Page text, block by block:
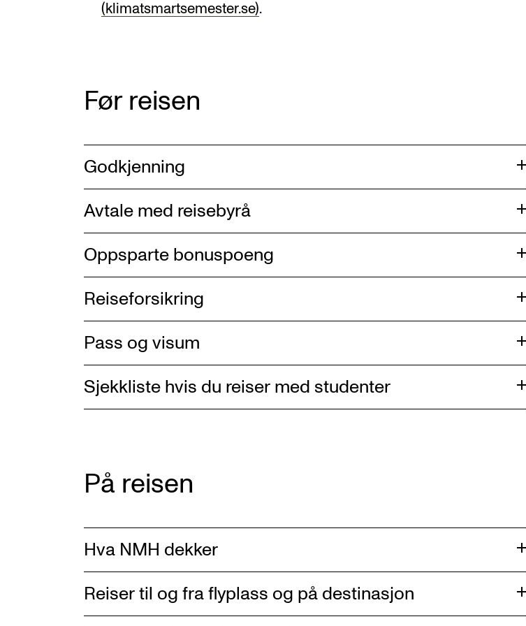
(klimatsmartsemester.se).
Før reisen
Godkjenning
Avtale med reisebyrå
Oppsparte bonuspoeng
Reiseforsikring
Pass og visum
Sjekkliste hvis du reiser med studenter
På reisen
Hva NMH dekker
Reiser til og fra flyplass og på destinasjon